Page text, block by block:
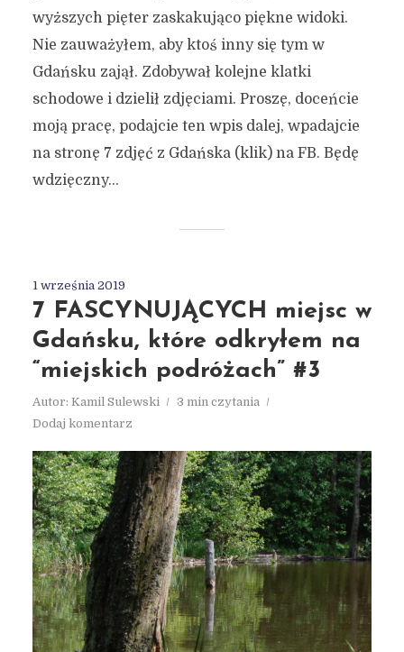
wyższych pięter zaskakująco piękne widoki.
Nie zauważyłem, aby ktoś inny się tym w
Gdańsku zajął. Zdobywał kolejne klatki
schodowe i dzielił zdjęciami. Proszę, doceńcie
moją pracę, podajcie ten wpis dalej, wpadajcie
na stronę 7 zdjęć z Gdańska (klik) na FB. Będę
wdzięczny...
1 września 2019
7 FASCYNUJĄCYCH miejsc w
Gdańsku, które odkryłem na
“miejskich podróżach” #3
Autor: Kamil Sulewski
3 min czytania
Dodaj komentarz